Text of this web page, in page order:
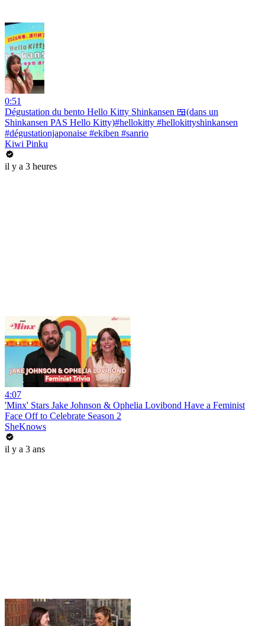
0:51
Dégustation du bento Hello Kitty Shinkansen 🍱(dans un
Shinkansen PAS Hello Kitty)#hellokitty #hellokittyshinkansen
#dégustationjaponaise #ekiben #sanrio
Kiwi Pinku
il y a 3 heures
4:07
'Minx' Stars Jake Johnson & Ophelia Lovibond Have a Feminist
Face Off to Celebrate Season 2
SheKnows
il y a 3 ans